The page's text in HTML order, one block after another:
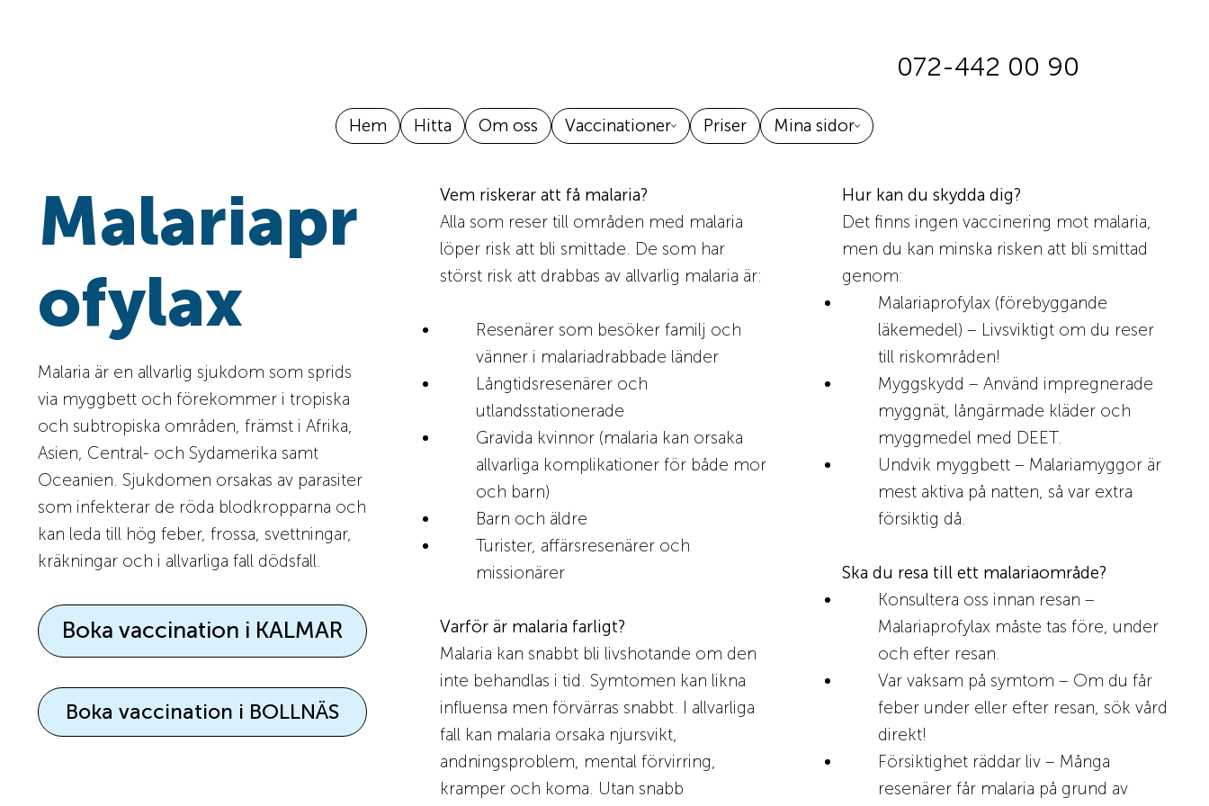
Hem Hitta Om oss Vaccinationer Priser Mina sidor
072-442 00 90
Malariapr
ofylax
Malaria är en allvarlig sjukdom som sprids
via myggbett och förekommer i tropiska
och subtropiska områden, främst i Afrika,
Asien, Central- och Sydamerika samt
Oceanien. Sjukdomen orsakas av parasiter
som infekterar de röda blodkropparna och
kan leda till hög feber, frossa, svettningar,
kräkningar och i allvarliga fall dödsfall.
Boka vaccination i KALMAR
Boka vaccination i BOLLNÄS
Vem riskerar att få malaria?
Alla som reser till områden med malaria
löper risk att bli smittade. De som har
störst risk att drabbas av allvarlig malaria är:
Resenärer som besöker familj och
vänner i malariadrabbade länder
Långtidsresenärer och
utlandsstationerade
Gravida kvinnor (malaria kan orsaka
allvarliga komplikationer för både mor
och barn)
Barn och äldre
Turister, affärsresenärer och
missionärer
Varför är malaria farligt?
Malaria kan snabbt bli livshotande om den
inte behandlas i tid. Symtomen kan likna
influensa men förvärras snabbt. I allvarliga
fall kan malaria orsaka njursvikt,
andningsproblem, mental förvirring,
kramper och koma. Utan snabb
Hur kan du skydda dig?
Det finns ingen vaccinering mot malaria,
men du kan minska risken att bli smittad
genom:
Malariaprofylax (förebyggande
läkemedel) – Livsviktigt om du reser
till riskområden!
Myggskydd – Använd impregnerade
myggnät, långärmade kläder och
myggmedel med DEET.
Undvik myggbett – Malariamyggor är
mest aktiva på natten, så var extra
försiktig då.
Ska du resa till ett malariaområde?
Konsultera oss innan resan –
Malariaprofylax måste tas före, under
och efter resan.
Var vaksam på symtom – Om du får
feber under eller efter resan, sök vård
direkt!
Försiktighet räddar liv – Många
resenärer får malaria på grund av